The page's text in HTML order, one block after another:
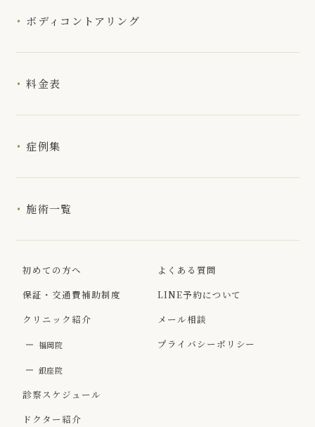
ボディコントアリング
料金表
症例集
施術一覧
初めての方へ
保証・交通費補助制度
クリニック紹介
福岡院
銀座院
診察スケジュール
ドクター紹介
よくある質問
LINE予約について
メール相談
プライバシーポリシー